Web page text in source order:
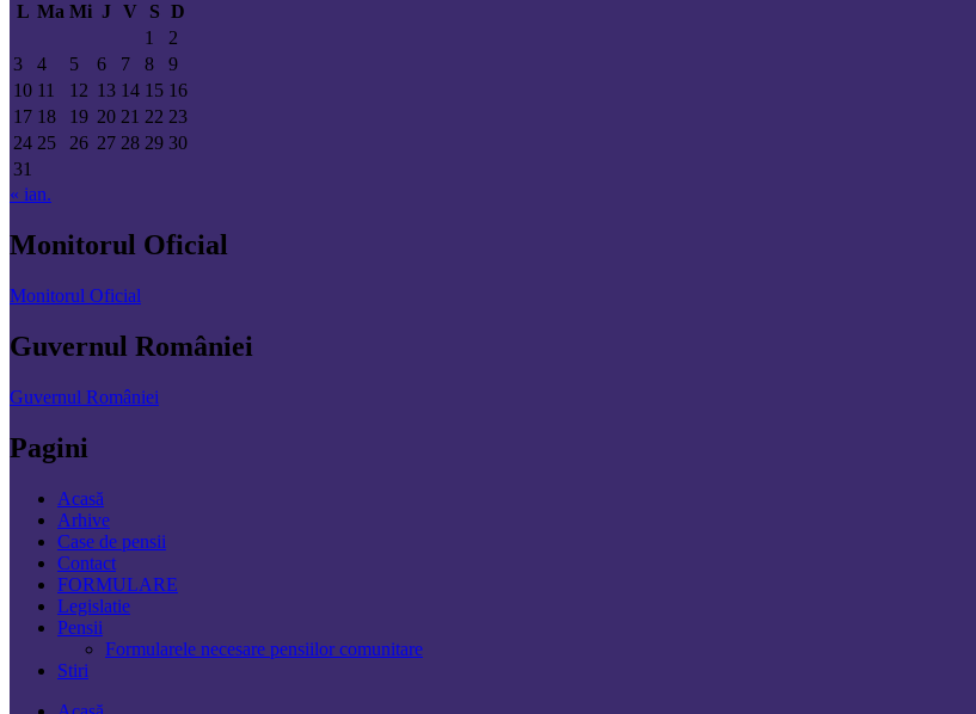
L Ma Mi J V S D
1
2
3
4 5 6 7 8
9
10 11 12 13 14 15 16
17 18 19 20 21 22 23
24 25 26 27 28 29 30
31
« ian.
Monitorul Oficial
Monitorul Oficial
Guvernul României
Guvernul României
Pagini
Acasă
Arhive
Case de pensii
Contact
FORMULARE
Legislatie
Pensii
Formularele necesare pensiilor comunitare
Stiri